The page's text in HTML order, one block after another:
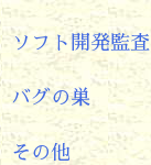
ソフト開発監査
バグの巣
その他